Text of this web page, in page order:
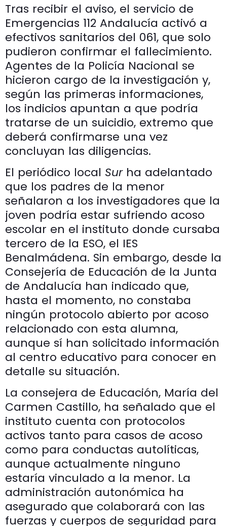
Tras recibir el aviso, el servicio de
Emergencias 112 Andalucía activó a
efectivos sanitarios del 061, que solo
pudieron confirmar el fallecimiento.
Agentes de la Policía Nacional se
hicieron cargo de la investigación y,
según las primeras informaciones,
los indicios apuntan a que podría
tratarse de un suicidio, extremo que
deberá confirmarse una vez
concluyan las diligencias.
El periódico local Surha adelantado
que los padres de la menor
señalaron a los investigadores que la
joven podría estar sufriendo acoso
escolar en el instituto donde cursaba
tercero de la ESO, el IES
Benalmádena. Sin embargo, desde la
Consejería de Educación de la Junta
de Andalucía han indicado que,
hasta el momento, no constaba
ningún protocolo abierto por acoso
relacionado con esta alumna,
aunque sí han solicitado información
al centro educativo para conocer en
detalle su situación.
La consejera de Educación, María del
Carmen Castillo, ha señalado que el
instituto cuenta con protocolos
activos tanto para casos de acoso
como para conductas autolíticas,
aunque actualmente ninguno
estaría vinculado a la menor. La
administración autonómica ha
asegurado que colaborará con las
fuerzas y cuerpos de seguridad para